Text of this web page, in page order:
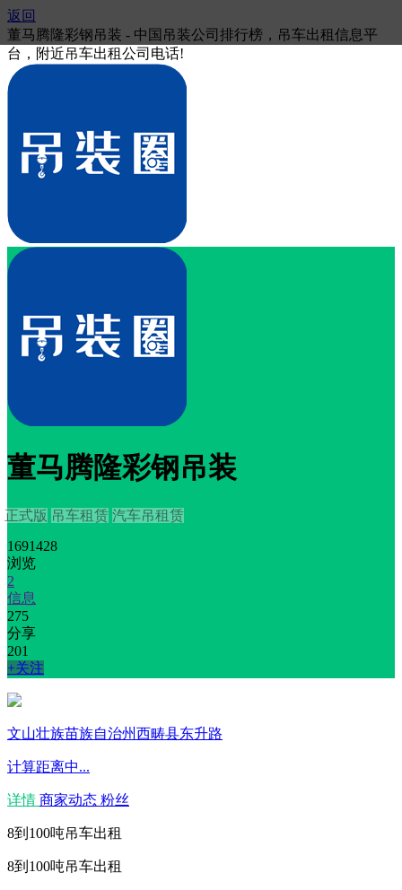
返回
董马腾隆彩钢吊装 - 中国吊装公司排行榜，吊车出租信息平
台，附近吊车出租公司电话!
董马腾隆彩钢吊装
正式版 吊车租赁 汽车吊租赁
1691428
浏览
2
信息
275
分享
201
+关注
文山壮族苗族自治州西畴县东升路
计算距离中...
详情 商家动态 粉丝
8到100吨吊车出租
8到100吨吊车出租